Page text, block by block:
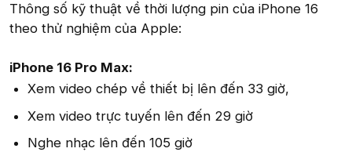
Thông số kỹ thuật về thời lượng pin của iPhone 16
theo thử nghiệm của Apple:
iPhone 16 Pro Max:
Xem video chép về thiết bị lên đến 33 giờ,
Xem video trực tuyến lên đến 29 giờ
Nghe nhạc lên đến 105 giờ